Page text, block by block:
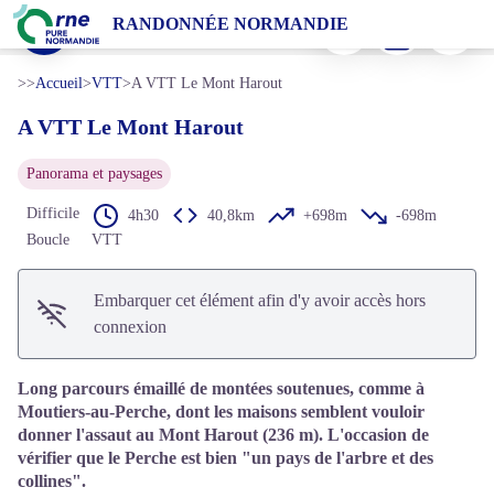
RANDONNÉE NORMANDIE
A VTT Le Mont Harout
Moutiers au Perche - JE Rubio
Voir l'image en plein écran
Imprimer
>>Accueil>VTT>A VTT Le Mont Harout
A VTT Le Mont Harout
Panorama et paysages
Difficile 4h30 40,8km +698m
-698m
Boucle
VTT
Embarquer cet élément afin d'y avoir accès hors
connexion
Long parcours émaillé de montées soutenues, comme à
Moutiers-au-Perche, dont les maisons semblent vouloir
donner l'assaut au Mont Harout (236 m). L'occasion de
vérifier que le Perche est bien "un pays de l'arbre et des
collines".